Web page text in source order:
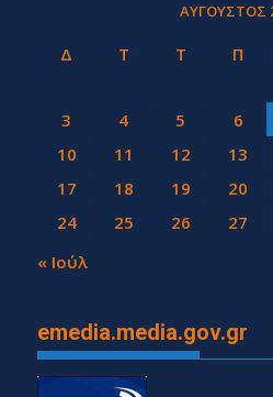
ΑΎΓΟΥΣΤΟΣ
Δ Τ Τ Π
3
4 5 6
10
11 12 13
17
18 19 20
24
25 26 27
31
« Ιούλ
emedia.media.gov.gr